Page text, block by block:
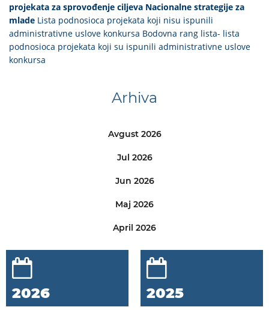
projekata za sprovođenje ciljeva Nacionalne strategije za
mlade Lista podnosioca projekata koji nisu ispunili
administrativne uslove konkursa Bodovna rang lista- lista
podnosioca projekata koji su ispunili administrativne uslove
konkursa
Arhiva
Avgust 2026
Jul 2026
Jun 2026
Maj 2026
April 2026
2026 2025